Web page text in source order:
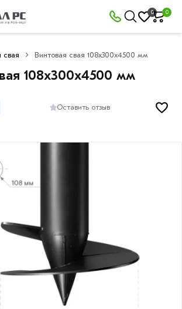
0 0
свая Винтовая свая 108х300х4500 мм
108х300х4500 мм
Оставить отзыв